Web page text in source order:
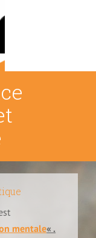
mentale« .